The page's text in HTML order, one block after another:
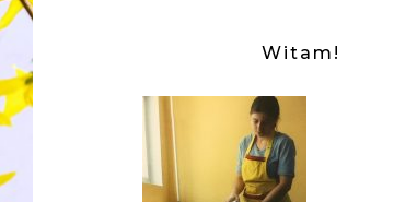
Witam!